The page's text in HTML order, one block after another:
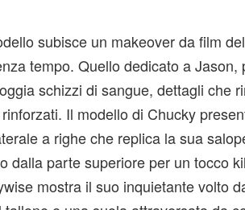
subisce un makeover da film
tempo. Quello dedicato a
schizzi di sangue, dettagli che
Il modello di Chucky
a righe che replica la sua
dalla parte superiore per un tocco
mostra il suo inquietante volto